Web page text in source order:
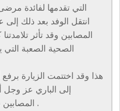
التي تقدمها لفائدة
انتقل الوفد بعد ذلك إلى
المصابين وقد تأثر
الصحية الصعبة التي
هذا وقد اختتمت الزيارة
إلى الباري عز
المصابين شآبيب الشفاء .